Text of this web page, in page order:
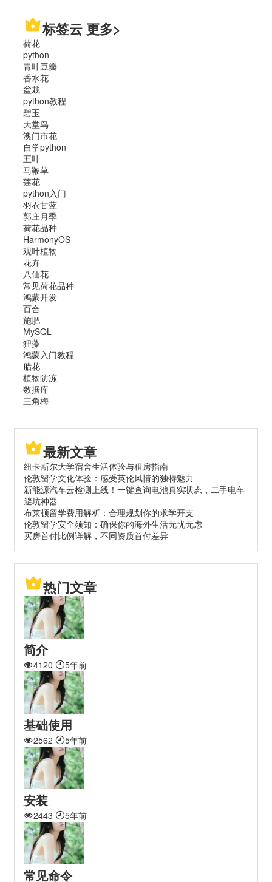
标签云 更多>
荷花
python
青叶豆瓣
香水花
盆栽
python教程
碧玉
天堂鸟
澳门市花
自学python
五叶
马鞭草
莲花
python入门
羽衣甘蓝
郭庄月季
荷花品种
HarmonyOS
观叶植物
花卉
八仙花
常见荷花品种
鸿蒙开发
百合
施肥
MySQL
狸藻
鸿蒙入门教程
腊花
植物防冻
数据库
三角梅
最新文章
纽卡斯尔大学宿舍生活体验与租房指南
伦敦留学文化体验：感受英伦风情的独特魅力
新能源汽车云检测上线！一键查询电池真实状态，二手电车
避坑神器
布莱顿留学费用解析：合理规划你的求学开支
伦敦留学安全须知：确保你的海外生活无忧无虑
买房首付比例详解，不同资质首付差异
热门文章
简介
4120 5年前
基础使用
2562 5年前
安装
2443 5年前
常见命令